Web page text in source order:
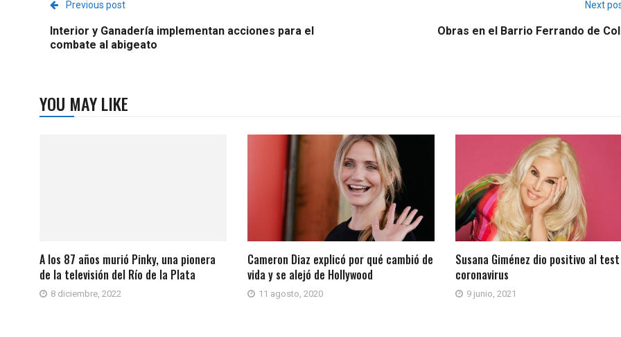
Previous post
Interior y Ganadería implementan acciones para el
combate al abigeato
Next
Obras en el Barrio Ferrando de
YOU MAY LIKE
A los 87 años murió Pinky, una pionera
de la televisión del Río de la Plata
8 diciembre, 2022
Cameron Diaz explicó por qué cambió de
vida y se alejó de Hollywood
11 agosto, 2020
Susana Giménez dio positivo al
coronavirus
9 junio, 2021